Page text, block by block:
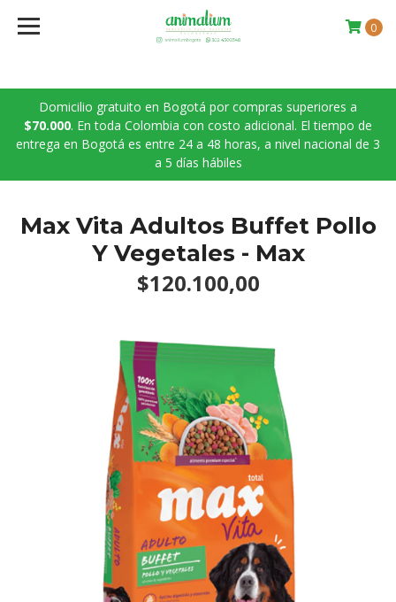
Domicilio gratuito en Bogotá por compras superiores a
$70.000. En toda Colombia con costo adicional. El tiempo de
entrega en Bogotá es entre 24 a 48 horas, a nivel nacional de 3
a 5 días hábiles
0
Max Vita Adultos Buffet Pollo
Y Vegetales - Max
$120.100,00